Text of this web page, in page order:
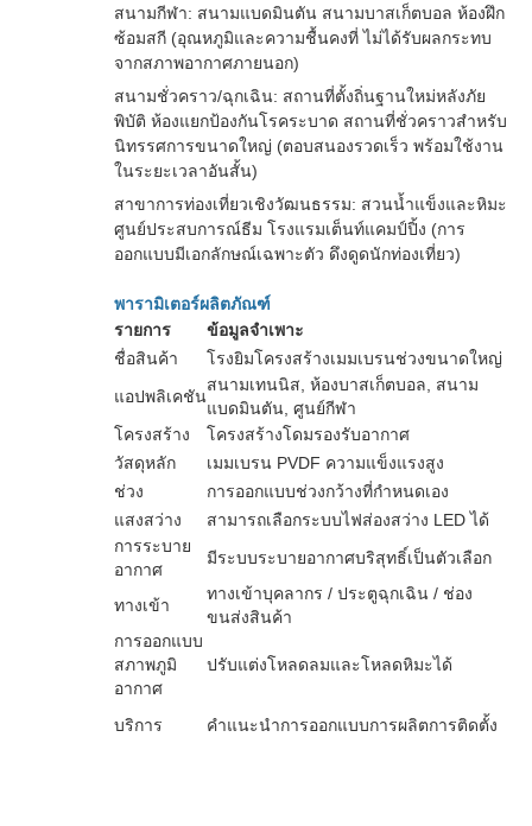
สนามกีฬา: สนามแบดมินตัน สนามบาสเก็ตบอล ห้องฝึก
ซ้อมสกี (อุณหภูมิและความชื้นคงที่ ไม่ได้รับผลกระทบ
จากสภาพอากาศภายนอก)
สนามชั่วคราว/ฉุกเฉิน: สถานที่ตั้งถิ่นฐานใหม่หลังภัย
พิบัติ ห้องแยกป้องกันโรคระบาด สถานที่ชั่วคราวสำหรับ
นิทรรศการขนาดใหญ่ (ตอบสนองรวดเร็ว พร้อมใช้งาน
ในระยะเวลาอันสั้น)
สาขาการท่องเที่ยวเชิงวัฒนธรรม: สวนน้ำแข็งและหิมะ
ศูนย์ประสบการณ์ธีม โรงแรมเต็นท์แคมป์ปิ้ง (การ
ออกแบบมีเอกลักษณ์เฉพาะตัว ดึงดูดนักท่องเที่ยว)
พารามิเตอร์ผลิตภัณฑ์
รายการ
ข้อมูลจำเพาะ
ชื่อสินค้า
โรงยิมโครงสร้างเมมเบรนช่วงขนาดใหญ่
แอปพลิเคชัน
สนามเทนนิส, ห้องบาสเก็ตบอล, สนาม
แบดมินตัน, ศูนย์กีฬา
โครงสร้าง
โครงสร้างโดมรองรับอากาศ
วัสดุหลัก
เมมเบรน PVDF ความแข็งแรงสูง
ช่วง
การออกแบบช่วงกว้างที่กำหนดเอง
แสงสว่าง
สามารถเลือกระบบไฟส่องสว่าง LED ได้
การระบาย
อากาศ
มีระบบระบายอากาศบริสุทธิ์เป็นตัวเลือก
ทางเข้า
ทางเข้าบุคลากร / ประตูฉุกเฉิน / ช่อง
ขนส่งสินค้า
การออกแบบ
สภาพภูมิ
อากาศ
ปรับแต่งโหลดลมและโหลดหิมะได้
บริการ คำแนะนำการออกแบบการผลิตการติดตั้ง